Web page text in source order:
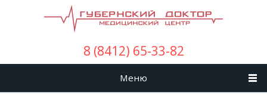
Перейти к основному содержанию
8 (8412) 65-33-82
Меню